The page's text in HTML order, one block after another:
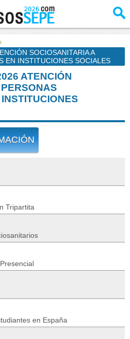
SOCIOSANITARIA A
EN INSTITUCIONES SOCIALES
ATENCIÓN
Tripartita
en España